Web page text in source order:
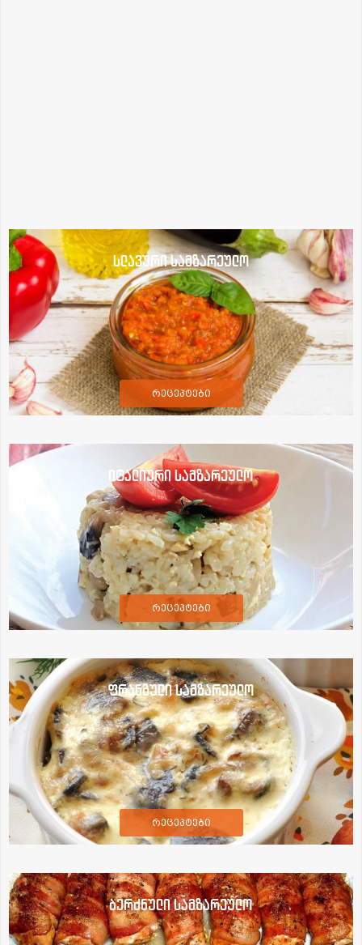
სლავური სამზარეულო
რეცეპტები
იტალიური სამზარეულო
რეცეპტები
ფრანგული სამზარეულო
რეცეპტები
ბერძნული სამზარეულო